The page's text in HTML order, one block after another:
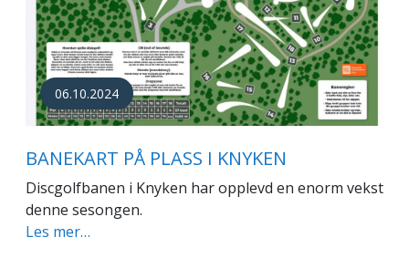
06.10.2024
BANEKART PÅ PLASS I KNYKEN
Discgolfbanen i Knyken har opplevd en enorm vekst
denne sesongen.
Les mer…